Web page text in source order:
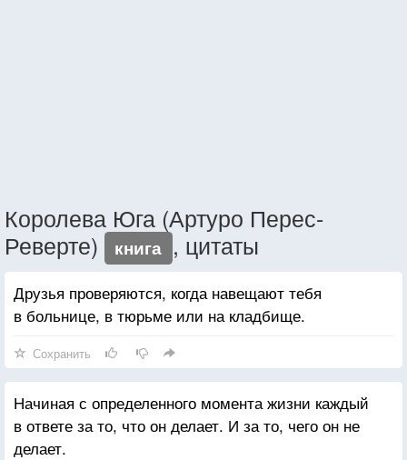
Королева Юга (Артуро Перес-
Реверте)
книга , цитаты
Друзья проверяются, когда навещают тебя
в больнице, в тюрьме или на кладбище.
Сохранить
Начиная с определенного момента жизни каждый
в ответе за то, что он делает. И за то, чего он не
делает.